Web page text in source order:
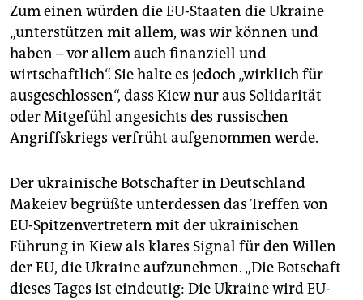
Zum einen würden die EU-Staaten die Ukraine
„unterstützen mit allem, was wir können und
haben – vor allem auch finanziell und
wirtschaftlich“. Sie halte es jedoch „wirklich für
ausgeschlossen“, dass Kiew nur aus Solidarität
oder Mitgefühl angesichts des russischen
Angriffskriegs verfrüht aufgenommen werde.
Der ukrainische Botschafter in Deutschland
Makeiev begrüßte unterdessen das Treffen von
EU-Spitzenvertretern mit der ukrainischen
Führung in Kiew als klares Signal für den Willen
der EU, die Ukraine aufzunehmen. „Die Botschaft
dieses Tages ist eindeutig: Die Ukraine wird EU-